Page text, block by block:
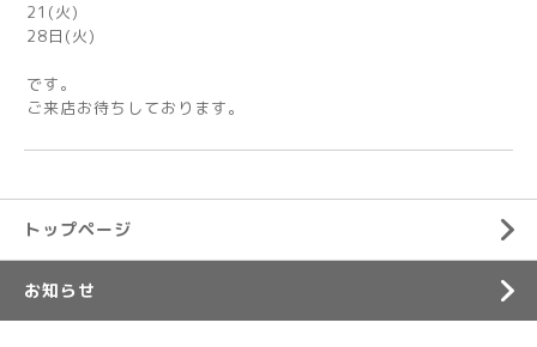
21(火)
28日(火)
です。
ご来店お待ちしております。
トップページ
お知らせ